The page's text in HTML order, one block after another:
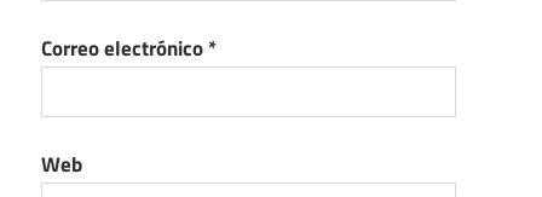
Correo electrónico*
Web